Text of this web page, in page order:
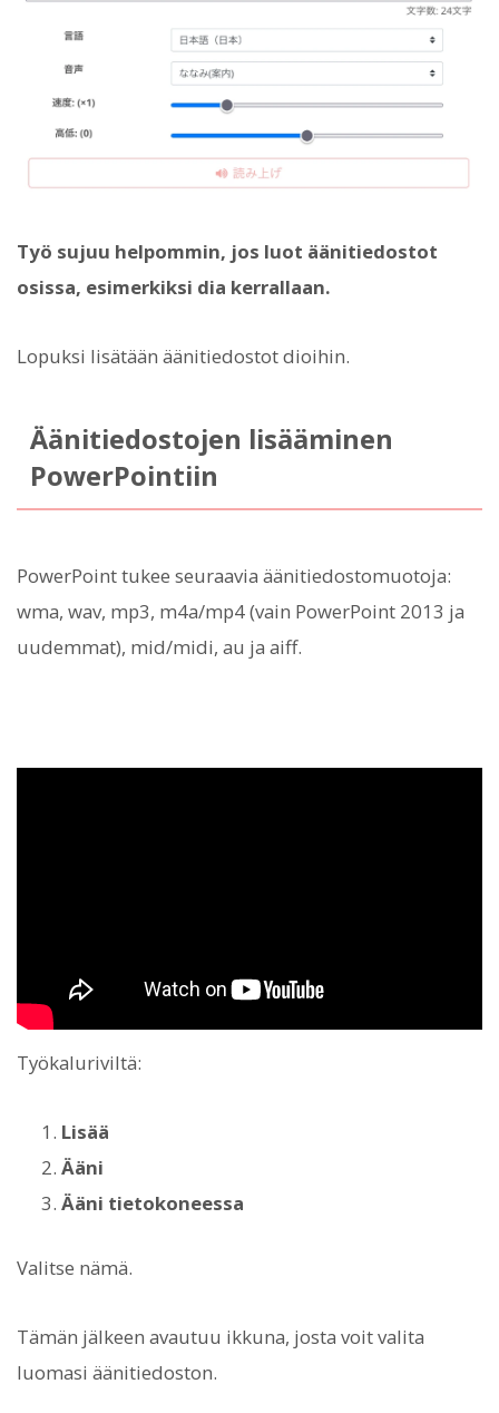
Työ sujuu helpommin, jos luot äänitiedostot
osissa, esimerkiksi dia kerrallaan.
Lopuksi lisätään äänitiedostot dioihin.
Äänitiedostojen lisääminen
PowerPointiin
PowerPoint tukee seuraavia äänitiedostomuotoja:
wma, wav, mp3, m4a/mp4 (vain PowerPoint 2013 ja
uudemmat), mid/midi, au ja aiff.
Työkaluriviltä:
Lisää
Ääni
Ääni tietokoneessa
Valitse nämä.
Tämän jälkeen avautuu ikkuna, josta voit valita
luomasi äänitiedoston.